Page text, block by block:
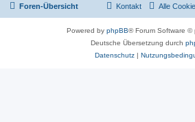
Foren-Übersicht Alle
Kontakt
Powered by phpBB® Forum Software ©
Deutsche Übersetzung durch
Datenschutz|